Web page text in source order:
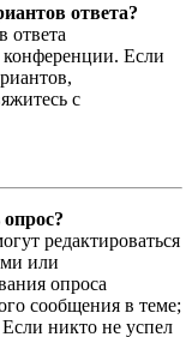
ответа?
ответа
конференции. Если
с
редактироваться
или
опроса
сообщения в теме;
никто не успел